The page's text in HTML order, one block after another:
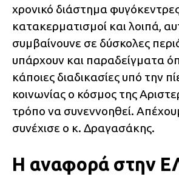
χρονικό διάστημα
κατακερματισμοί και λοιπά,
συμβαίνουνε σε δύσκολες
υπάρχουν και παραδείγματα
κάποιες διαδικασίες υπό την
κοινωνίας ο κόσμος της
τρόπο να συνεννοηθεί.
συνέχισε ο κ. Δραγασάκης.
Η αναφορά στην